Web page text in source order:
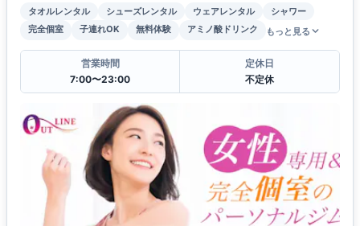
タオルレンタル シューズレンタル ウェアレンタル
シャワー
完全個室
子連れOK 無料体験 アミノ酸ドリンク もっと見る
営業時間
7:00〜23:00
定休日
不定休